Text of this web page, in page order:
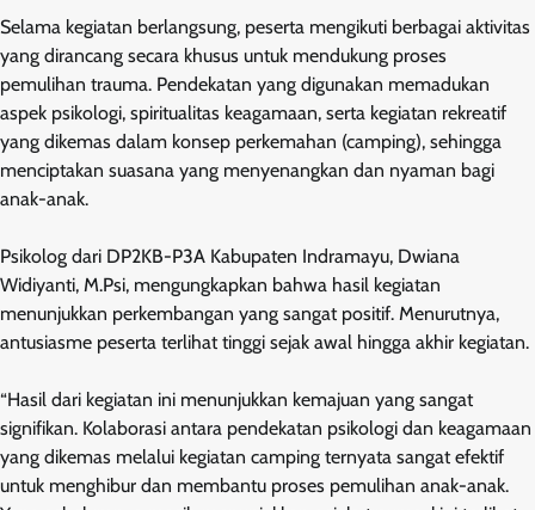
Selama kegiatan berlangsung, peserta mengikuti berbagai aktivitas
yang dirancang secara khusus untuk mendukung proses
pemulihan trauma. Pendekatan yang digunakan memadukan
aspek psikologi, spiritualitas keagamaan, serta kegiatan rekreatif
yang dikemas dalam konsep perkemahan (camping), sehingga
menciptakan suasana yang menyenangkan dan nyaman bagi
anak-anak.
Psikolog dari DP2KB-P3A Kabupaten Indramayu, Dwiana
Widiyanti, M.Psi, mengungkapkan bahwa hasil kegiatan
menunjukkan perkembangan yang sangat positif. Menurutnya,
antusiasme peserta terlihat tinggi sejak awal hingga akhir kegiatan.
“Hasil dari kegiatan ini menunjukkan kemajuan yang sangat
signifikan. Kolaborasi antara pendekatan psikologi dan keagamaan
yang dikemas melalui kegiatan camping ternyata sangat efektif
untuk menghibur dan membantu proses pemulihan anak-anak.